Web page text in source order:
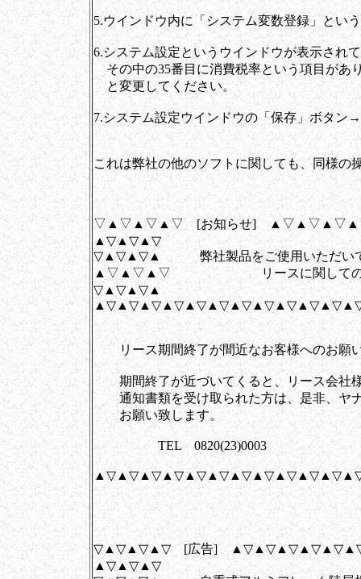
5.ウインドウ内に「システム変数登録」とい
6.システム設定というウインドウが表示され
その中の35番目に消費税率という項目があ
と変更してください。
7.システム設定ウインドウの「保存」ボタン
これは弊社の他のソフトに関しても、同様の
▽▲▽▲▽▲▽ [お知らせ]
▲▽▲▽▲▽
▽▲▽▲▽▲ 弊社製品をご使用いただいて
▲▽▲▽▲▽ リースに関してのお
▽▲▽▲▽▲
リース期間終了が間近なお客様へのお願
期間終了が近づいてくると、リース会社様
通知書類を受け取られた方は、是非、ヤ
お願い致します。
TEL 0820(23)0003
▽▲▽▲▽▲▽ [広告]
▲▽▲▽▲▽